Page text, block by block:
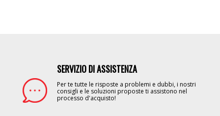
SERVIZIO DI ASSISTENZA
Per te tutte le risposte a problemi e dubbi, i nostri
consigli e le soluzioni proposte ti assistono nel
processo d'acquisto!